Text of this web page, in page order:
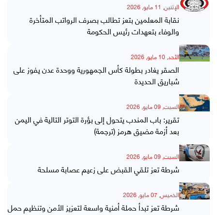
الإثنين, 11 مايو, 2026
نقابة المعلمين بتعز تطالب بصرف الرواتب المتأخرة
والوفاء بتعهدات رئيس الحكومة
الأحد, 10 مايو, 2026
الصقر يغادر بطولة كأس الجمهورية ووحدة عدن يفوز على
شباريق الحديدة
السبت, 09 مايو, 2026
تقرير: باب المندب يتحول إلى بؤرة التوتر التالية في اليمن
بعد أزمة مضيق هرمز (ترجمة)
السبت, 09 مايو, 2026
شرطة تعز تلقي القبض على زعيم عصابة مسلحة
الخميس, 07 مايو, 2026
شرطة تعز تبدأ حملة أمنية واسعة لتعزيز الأمن وتنظيم حمل